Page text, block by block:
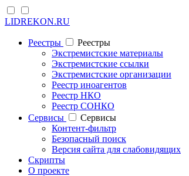
LIDREKON.RU
Реестры
Реестры
Экстремистские материалы
Экстремистские ссылки
Экстремистские организации
Реестр иноагентов
Реестр НКО
Реестр СОНКО
Cервисы
Cервисы
Контент-фильтр
Безопасный поиск
Версия сайта для слабовидящих
Скрипты
О проекте